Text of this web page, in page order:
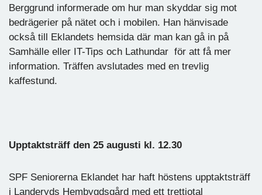
Berggrund informerade om hur man skyddar sig mot
bedrägerier på nätet och i mobilen. Han hänvisade
också till Eklandets hemsida där man kan gå in på
Samhälle eller IT-Tips och Lathundar för att få mer
information. Träffen avslutades med en trevlig
kaffestund.
Upptaktsträff den 25 augusti kl. 12.30
SPF Seniorerna Eklandet har haft höstens upptaktsträff
i Landeryds Hembygdsgård med ett trettiotal